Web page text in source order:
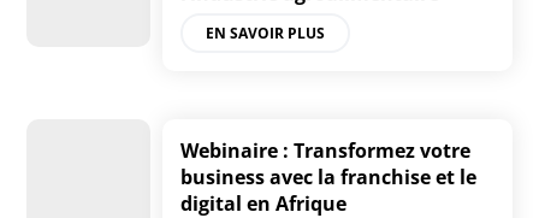
EN SAVOIR PLUS
Webinaire : Transformez votre
business avec la franchise et le
digital en Afrique